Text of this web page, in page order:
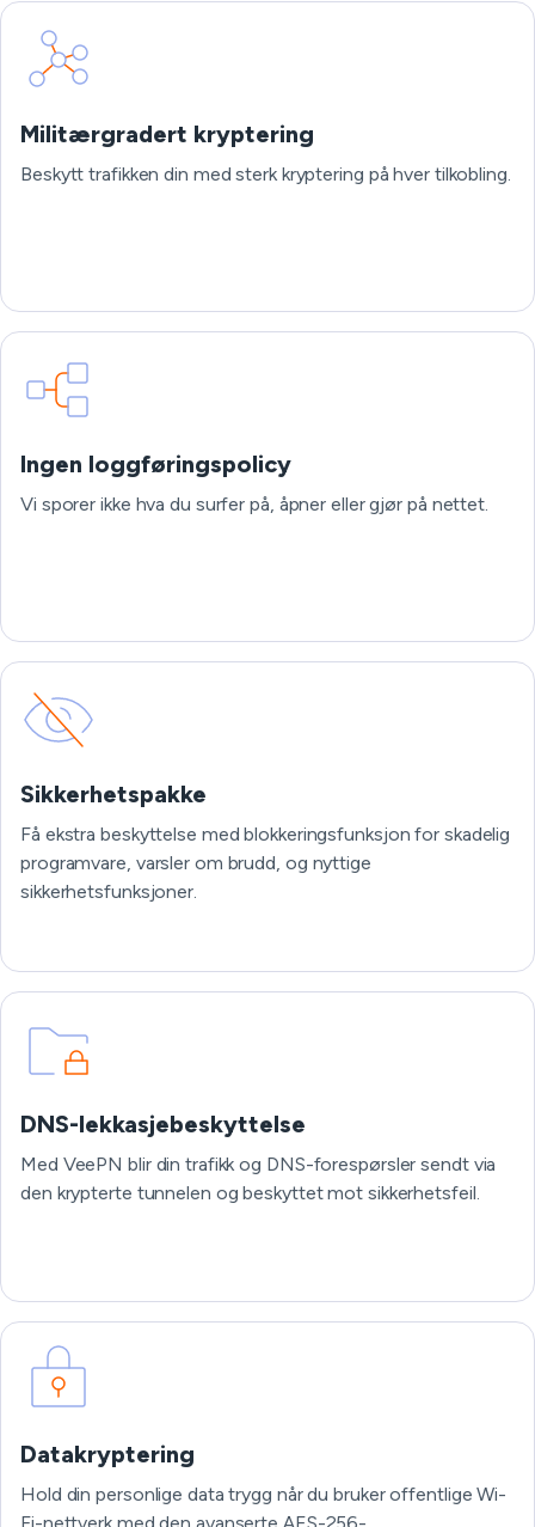
Militærgradert kryptering
Beskytt trafikken din med sterk kryptering på hver tilkobling.
Ingen loggføringspolicy
Vi sporer ikke hva du surfer på, åpner eller gjør på nettet.
Sikkerhetspakke
Få ekstra beskyttelse med blokkeringsfunksjon for skadelig
programvare, varsler om brudd, og nyttige
sikkerhetsfunksjoner.
DNS-lekkasjebeskyttelse
Med VeePN blir din trafikk og DNS-forespørsler sendt via
den krypterte tunnelen og beskyttet mot sikkerhetsfeil.
Datakryptering
Hold din personlige data trygg når du bruker offentlige Wi-